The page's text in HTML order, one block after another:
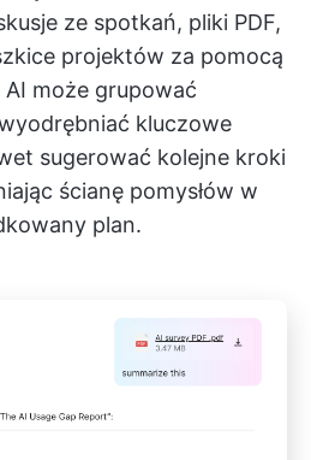
ze spotkań, pliki PDF,
projektów za pomocą
może grupować
kluczowe
sugerować kolejne kroki
ścianę pomysłów w
plan.